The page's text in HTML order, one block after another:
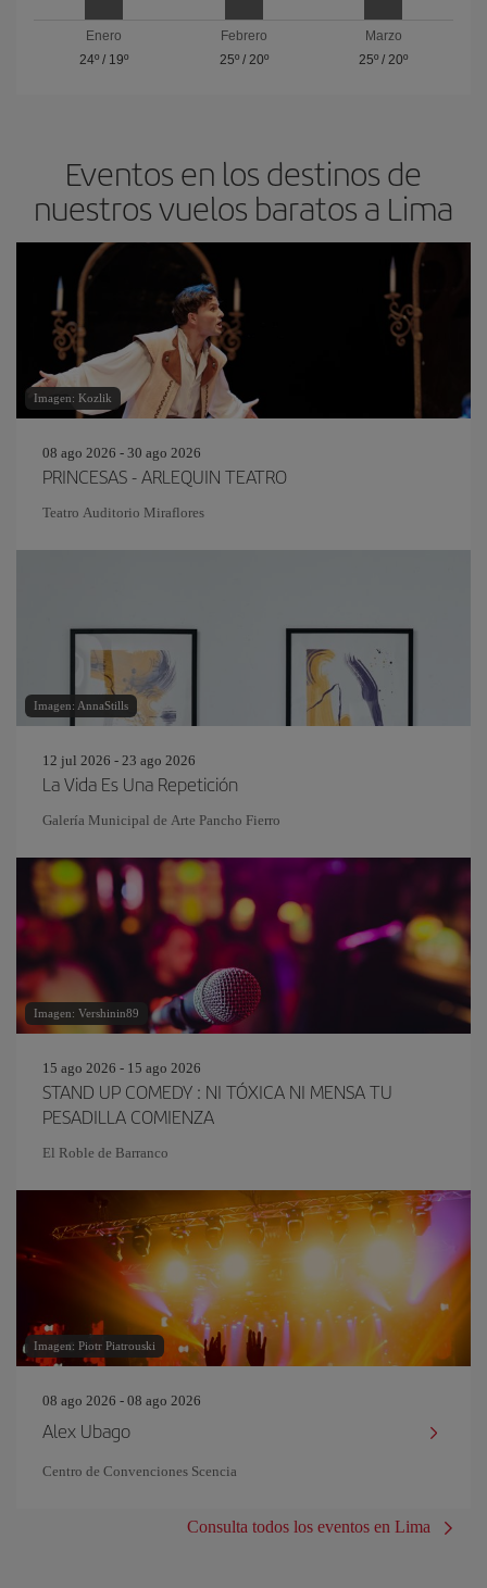
Enero
24º/ 19º
Febrero
25º/ 20º
Marzo
25º / 20º
Eventos en los destinos de
nuestros vuelos baratos a Lima
Imagen: Kozlik
08 ago 2026 - 30 ago 2026
PRINCESAS - ARLEQUIN TEATRO
Teatro Auditorio Miraflores
Imagen: AnnaStills
12 jul 2026 - 23 ago 2026
La Vida Es Una Repetición
Galería Municipal de Arte Pancho Fierro
Imagen: Vershinin89
15 ago 2026 - 15 ago 2026
STAND UP COMEDY : NI TÓXICA NI MENSA TU
PESADILLA COMIENZA
El Roble de Barranco
Imagen: Piotr Piatrouski
08 ago 2026 - 08 ago 2026
Alex Ubago
Centro de Convenciones Scencia
Consulta todos los eventos en Lima